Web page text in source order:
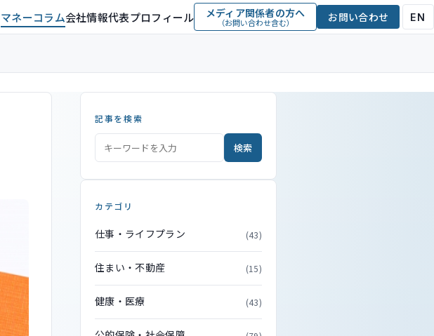
マネーコラム会社情報代表プロフィール メディア関係者の方へ
（お問い合わせ含む） お問い合わせ EN
記事を検索
検索
カテゴリ
仕事・ライフプラン (43)
住まい・不動産 (15)
健康・医療 (43)